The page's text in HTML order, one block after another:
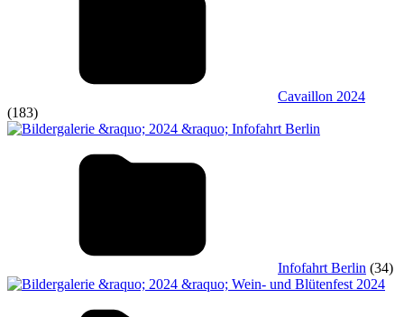
Cavaillon 2024
(183)
Infofahrt Berlin (34)